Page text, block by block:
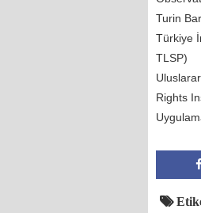
Turin
Türkiye
TLSP)
Rights